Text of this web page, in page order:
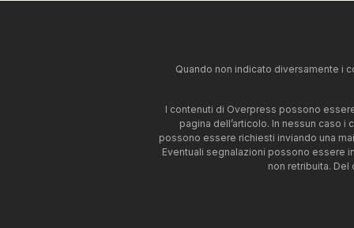
Quando non indicato diversamente i
I contenuti di Overpress possono
pagina dell’articolo. In nessun caso
possono essere richiesti inviando una
Eventuali segnalazioni possono essere
non retribuita.